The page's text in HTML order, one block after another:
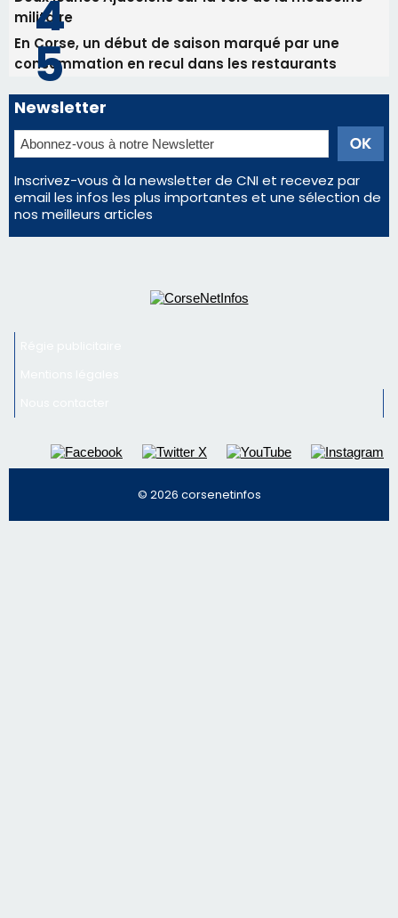
Inscrivez-vous à la newsletter de CNI et recevez par
email les infos les plus importantes et une sélection de
nos meilleurs articles
Régie publicitaire
Mentions légales
Nous contacter